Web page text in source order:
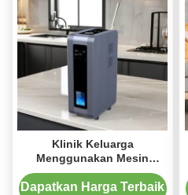
Klinik Keluarga
Menggunakan Mesin
Hidrogen Inhalasi 3000Ml /
Min Aliran Tinggi
Dapatkan Harga Terbaik